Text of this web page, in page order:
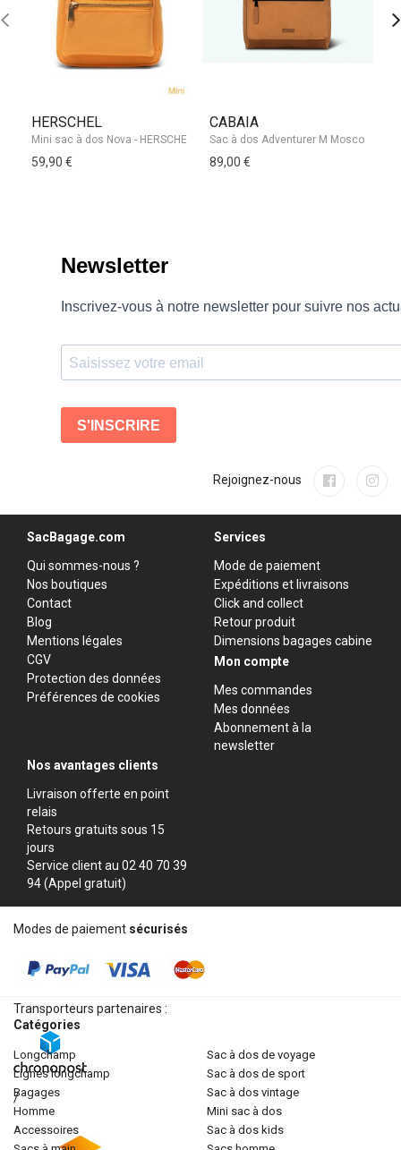
HERSCHEL
59,90 €
CABAIA
89,00 €
Rejoignez-nous
SacBagage.com
Qui sommes-nous ?
Nos boutiques
Contact
Blog
Mentions légales
CGV
Protection des données
Préférences de cookies
Services
Mode de paiement
Expéditions et livraisons
Click and collect
Retour produit
Dimensions bagages cabine
Mon compte
Mes commandes
Mes données
Abonnement à la
newsletter
Nos avantages clients
Livraison offerte en point
relais
Retours gratuits sous 15
jours
Service client au 02 40 70 39
94 (Appel gratuit)
Modes de paiement sécurisés
Transporteurs partenaires :
/
Catégories
longchamp
lignes longchamp
bagages
homme
accessoires
sac à dos de voyage
sac à dos de sport
sac à dos vintage
mini sac à dos
sac à dos kids